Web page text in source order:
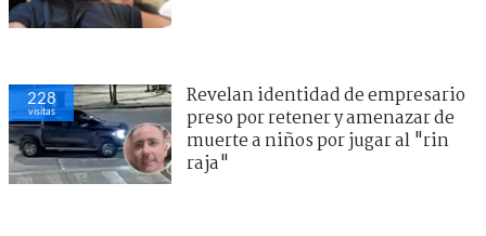
228
visitas
Revelan identidad de empresario
preso por retener y amenazar de
muerte a niños por jugar al "rin
raja"